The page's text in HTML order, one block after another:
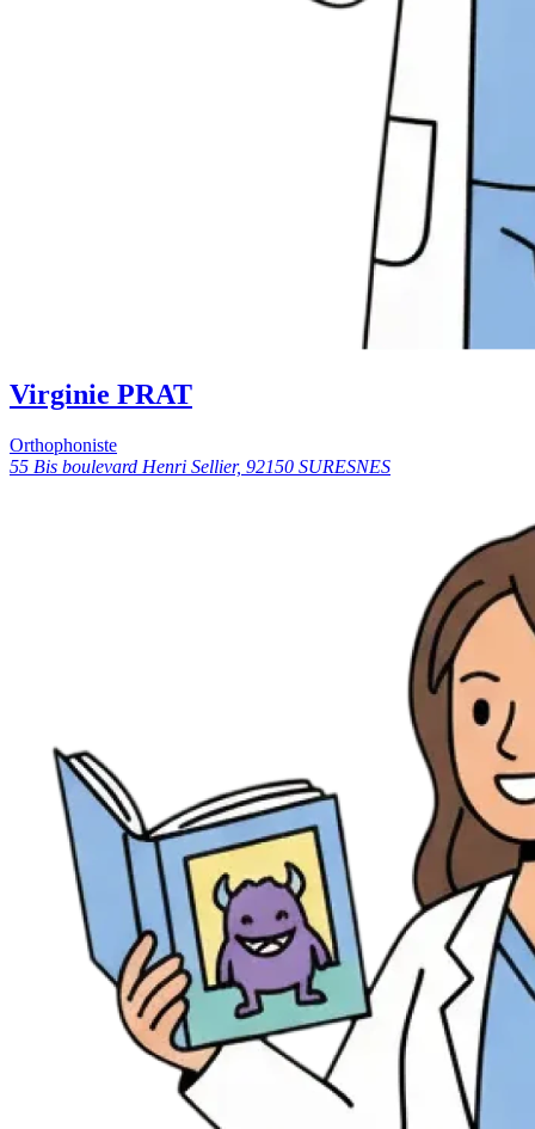
Virginie PRAT
Orthophoniste
55 Bis boulevard Henri Sellier, 92150 SURESNES